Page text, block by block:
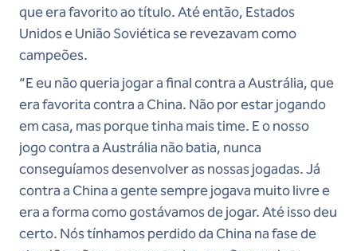
que era favorito ao título. Até então, Estados
Unidos e União Soviética se revezavam como
campeões.
“E eu não queria jogar a final contra a Austrália, que
era favorita contra a China. Não por estar jogando
em casa, mas porque tinha mais time. E o nosso
jogo contra a Austrália não batia, nunca
conseguíamos desenvolver as nossas jogadas. Já
contra a China a gente sempre jogava muito livre e
era a forma como gostávamos de jogar. Até isso deu
certo. Nós tínhamos perdido da China na fase de